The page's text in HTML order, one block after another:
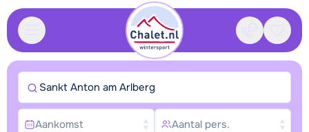
Contact
Sankt Anton am Arlberg
Aankomst Aantal pers.